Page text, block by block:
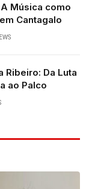
Música como
Cantagalo
Ribeiro: Da Luta
ao Palco